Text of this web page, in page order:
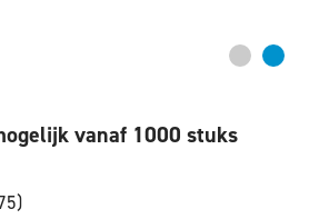
vanaf 1000 stuks